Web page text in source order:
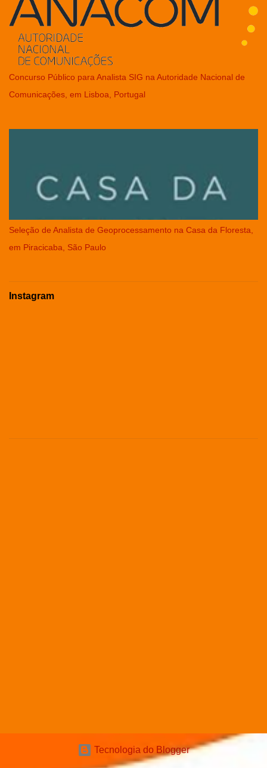
Concurso Público para Analista SIG na Autoridade Nacional de
Comunicações, em Lisboa, Portugal
Seleção de Analista de Geoprocessamento na Casa da Floresta,
em Piracicaba, São Paulo
Instagram
Tecnologia do Blogger